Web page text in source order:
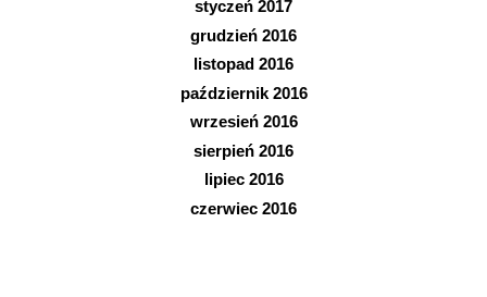
styczeń 2017
grudzień 2016
listopad 2016
październik 2016
wrzesień 2016
sierpień 2016
lipiec 2016
czerwiec 2016